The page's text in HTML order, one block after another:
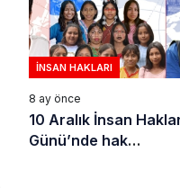
İNSAN HAKLARI
8 ay önce
10 Aralık İnsan
Günü’nde hak